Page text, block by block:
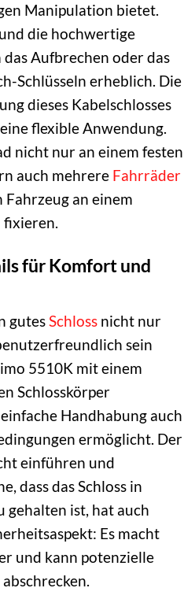
Manipulation bietet.
die hochwertige
Aufbrechen oder das
Schlüsseln erheblich. Die
dieses Kabelschlosses
flexible Anwendung.
nicht nur an einem festen
auch mehrere Fahrräder
an einem
fixieren.
für Komfort und
gutesSchloss nicht nur
sein
5510K mit einem
Schlosskörper
Handhabung auch
ermöglicht. Der
einführen und
dass das Schloss in
gehalten ist, hat auch
Es macht
und kann potenzielle